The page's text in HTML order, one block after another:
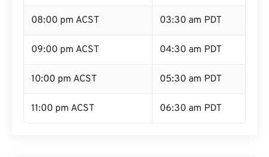
08:00 pm ACST 03:30 am PDT
09:00 pm ACST 04:30 am PDT
10:00 pm ACST 05:30 am PDT
11:00 pm ACST 06:30 am PDT